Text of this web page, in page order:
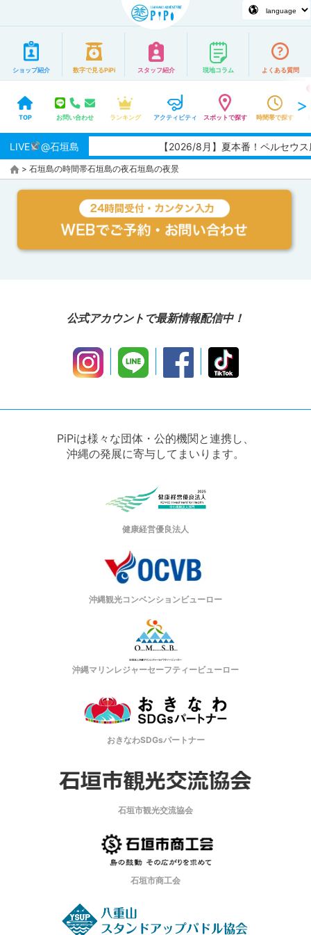
ショップ紹介 数字で見るPiPi スタッフ紹介 現地コラム よくある質問
TOP お問い合わせ ランキング アクティビティ スポットで探す 時間帯で探す
LIVE @石垣島 【2026/8月】夏本番！ペルセウ
> 石垣島の時間帯石垣島の夜石垣島の夜景
公式アカウントで最新情報配信中！
PiPiは様々な団体・公的機関と連携し、
沖縄の発展に寄与してまいります。
健康経営優良法人
沖縄観光コンベンションビューロー
沖縄マリンレジャーセーフティービューロー
おきなわSDGsパートナー
石垣市観光交流協会
石垣市商工会